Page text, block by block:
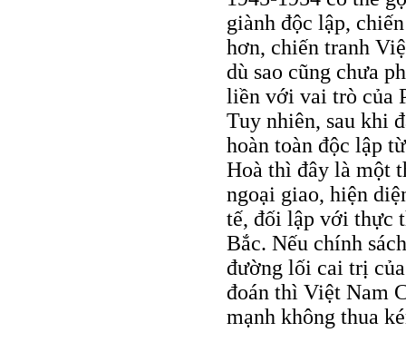
giành độc lập,
hơn, chiến tranh
dù sao cũng chưa
liền với vai trò của
Tuy nhiên, sau khi
hoàn toàn độc lập
Hoà thì đây là một
ngoại giao, hiện
tế, đối lập với thực
Bắc. Nếu chính
đường lối cai trị
đoán thì Việt Nam
mạnh không thua